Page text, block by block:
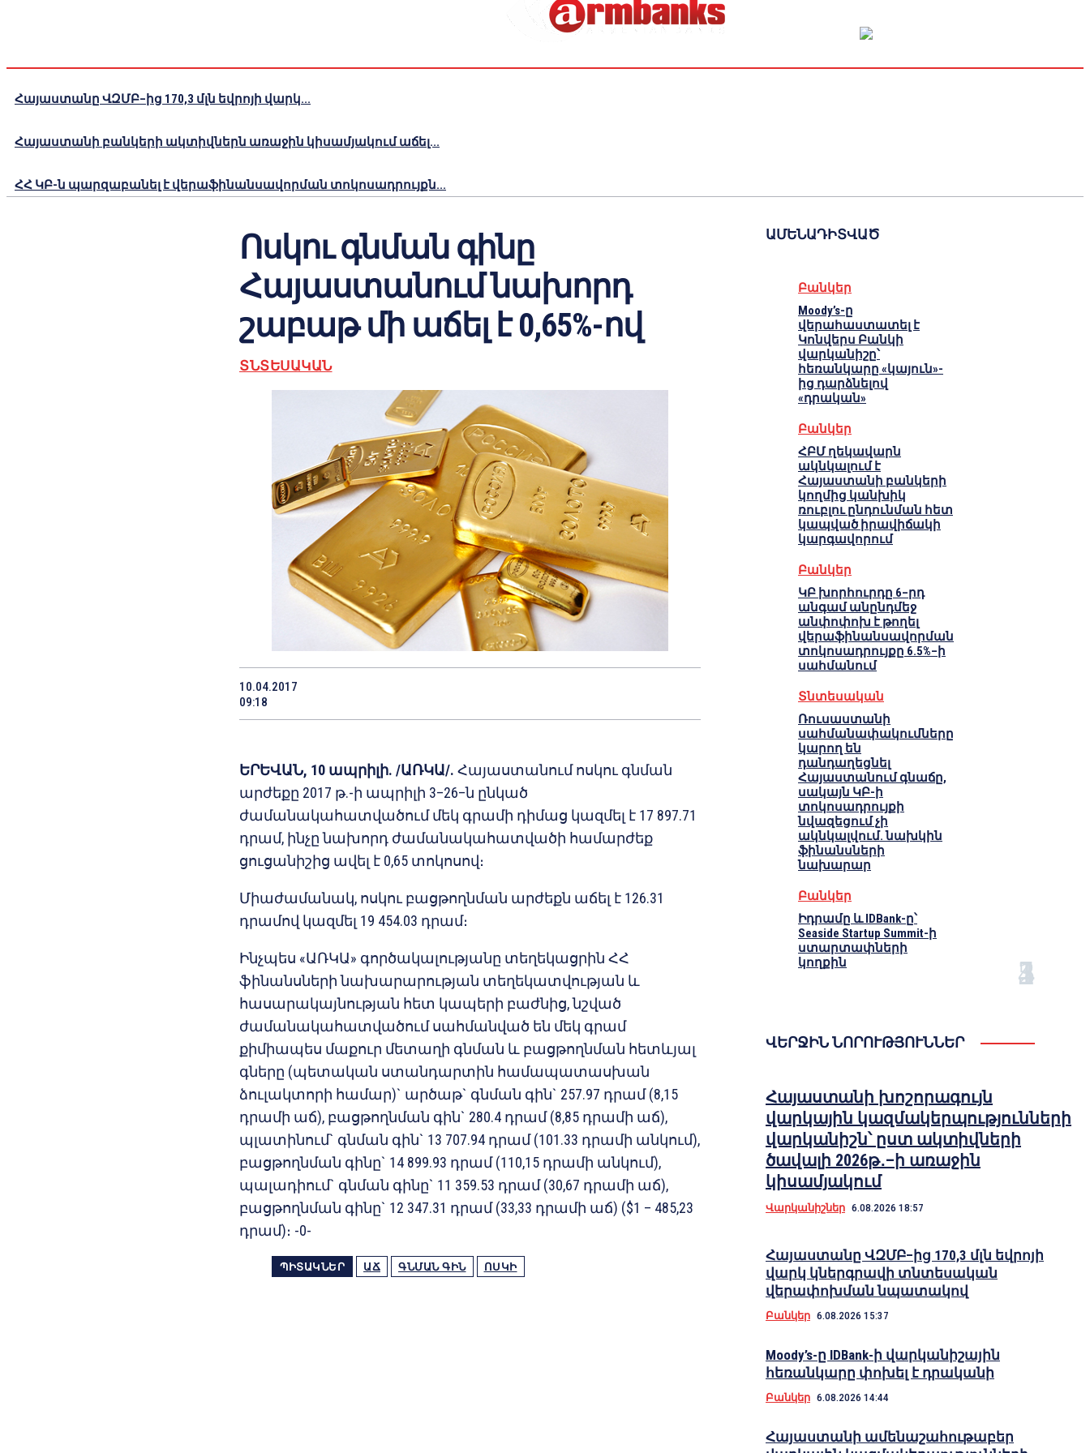
Հայաստանը ՎԶՄԲ–ից 170,3 մլն եվրոյի վարկ...
Հայաստանի բանկերի ակտիվներն առաջին կիսամյակում աճել...
ՀՀ ԿԲ-ն պարզաբանել է վերաֆինանսավորման տոկոսադրույքն...
Ոսկու գնման գինը
Հայաստանում նախորդ
շաբաթ մի աճել է 0,65%-ով
ՏՆՏԵՍԱԿԱՆ
10.04.2017
09:18
ԵՐԵՎԱՆ, 10 ապրիլի. /ԱՌԿԱ/. Հայաստանում ոսկու գնման
արժեքը 2017 թ.-ի ապրիլի 3–26–ն ընկած
ժամանակահատվածում մեկ գրամի դիմաց կազմել է 17 897.71
դրամ, ինչը նախորդ ժամանակահատվածի համարժեք
ցուցանիշից ավել է 0,65 տոկոսով։
Միաժամանակ, ոսկու բացթողնման արժեքն աճել է 126.31
դրամով կազմել 19 454.03 դրամ։
Ինչպես «ԱՌԿԱ» գործակալությանը տեղեկացրին ՀՀ
ֆինանսների նախարարության տեղեկատվության և
հասարակայնության հետ կապերի բաժնից, նշված
ժամանակահատվածում սահմանված են մեկ գրամ
քիմիապես մաքուր մետաղի գնման և բացթողնման հետևյալ
գները (պետական ստանդարտին համապատասխան
ձուլակտորի համար)` արծաթ` գնման գին` 257.97 դրամ (8,15
դրամի աճ), բացթողնման գին` 280.4 դրամ (8,85 դրամի աճ),
պլատինում` գնման գին` 13 707.94 դրամ (101.33 դրամի անկում),
բացթողնման գինը` 14 899.93 դրամ (110,15 դրամի անկում),
պալադիում` գնման գինը` 11 359.53 դրամ (30,67 դրամի աճ),
բացթողնման գինը` 12 347.31 դրամ (33,33 դրամի աճ) ($1 – 485,23
դրամ)։ -0-
ՊԻՏԱԿՆԵՐ ԱՃ ԳՆՄԱՆ ԳԻՆ ՈՍԿԻ
ԱՄԵՆԱԴԻՏՎԱԾ
Բանկեր
Moody’s-ը
վերահաստատել է
Կոնվերս Բանկի
վարկանիշը՝
հեռանկարը «կայուն»-
ից դարձնելով
«դրական»
Բանկեր
ՀԲՄ ղեկավարն
ակնկալում է
Հայաստանի բանկերի
կողմից կանխիկ
ռուբլու ընդունման հետ
կապված իրավիճակի
կարգավորում
Բանկեր
ԿԲ խորհուրդը 6–րդ
անգամ անընդմեջ
անփոփոխ է թողել
վերաֆինանսավորման
տոկոսադրույքը 6.5%–ի
սահմանում
Տնտեսական
Ռուսաստանի
սահմանափակումները
կարող են
դանդաղեցնել
Հայաստանում գնաճը,
սակայն ԿԲ-ի
տոկոսադրույքի
նվազեցում չի
ակնկալվում. նախկին
ֆինանսների
նախարար
Բանկեր
Իդրամը և IDBank-ը՝
Seaside Startup Summit-ի
ստարտափների
կողքին
ՎԵՐՋԻՆ ՆՈՐՈՒԹՅՈՒՆՆԵՐ
Հայաստանի խոշորագույն
վարկային կազմակերպությունների
վարկանիշն՝ ըստ ակտիվների
ծավալի 2026թ․–ի առաջին
կիսամյակում
Վարկանիշներ 6.08.2026 18:57
Հայաստանը ՎԶՄԲ–ից 170,3 մլն եվրոյի
վարկ կներգրավի տնտեսական
վերափոխման նպատակով
Բանկեր 6.08.2026 15:37
Moody’s-ը IDBank-ի վարկանիշային
հեռանկարը փոխել է դրականի
Բանկեր 6.08.2026 14:44
Հայաստանի ամենաշահութաբեր